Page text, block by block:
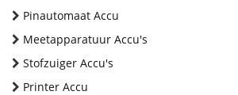
Pinautomaat Accu
Meetapparatuur Accu's
Stofzuiger Accu's
Printer Accu